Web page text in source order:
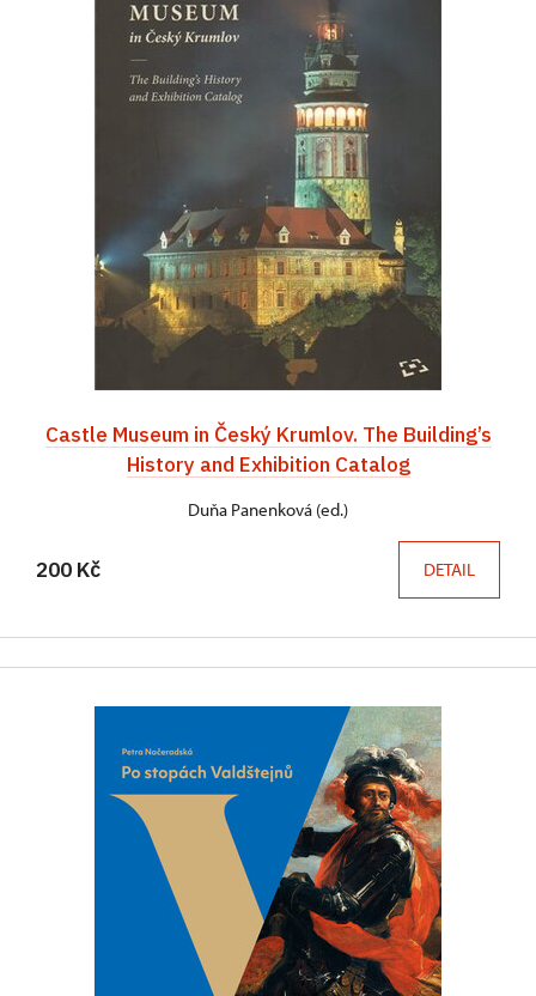
Castle Museum in Český Krumlov. The Building’s
History and Exhibition Catalog
Duňa Panenková (ed.)
200 Kč DETAIL